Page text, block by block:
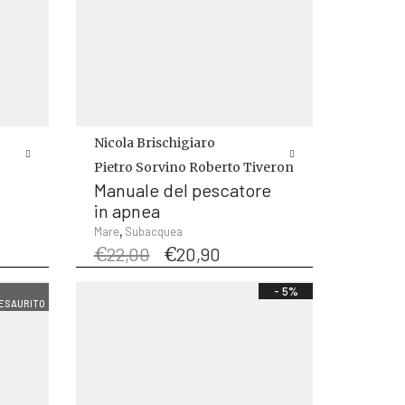
Nicola Brischigiaro
Pietro Sorvino Roberto Tiveron
Manuale del pescatore
in apnea
Mare, Subacquea
€22,00
Il
prezzo
€20,90
prezzo
attuale
ESAURITO
- 5%